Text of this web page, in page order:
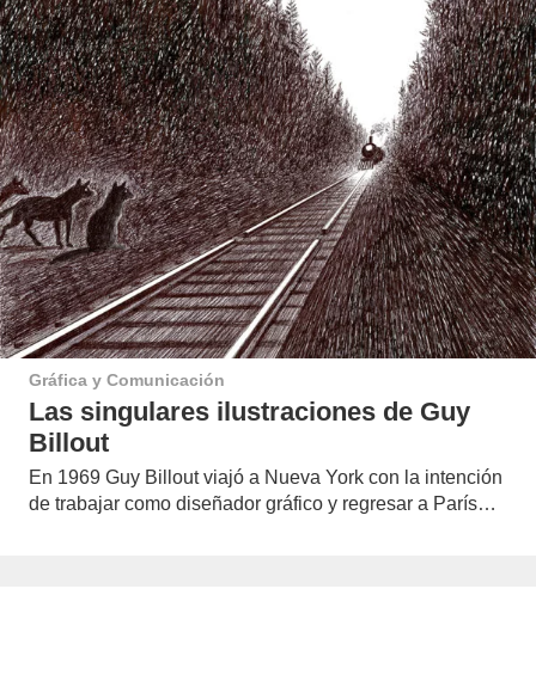
Gráfica y Comunicación
Las singulares ilustraciones de Guy
Billout
En 1969 Guy Billout viajó a Nueva York con la intención
de trabajar como diseñador gráfico y regresar a París…